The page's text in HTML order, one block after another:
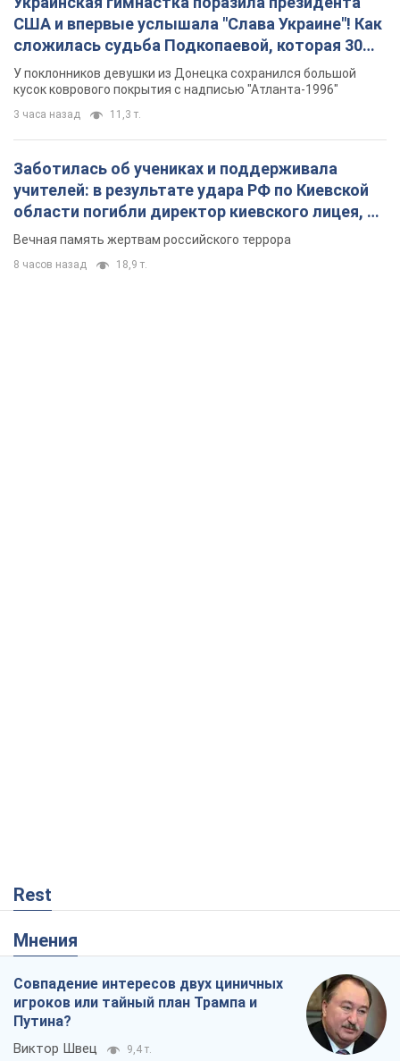
США и впервые услышала "Слава Украине"! Как
сложилась судьба Подкопаевой, которая 30
лет назад завоевала "золото" Олимпиады
У поклонников девушки из Донецка сохранился большой
кусок коврового покрытия с надписью "Атланта-1996"
3 часа назад 11,3 т.
Заботилась об учениках и поддерживала
учителей: в результате удара РФ по Киевской
области погибли директор киевского лицея, её
муж и внук
Вечная память жертвам российского террора
8 часов назад 18,9 т.
Rest
Мнения
Совпадение интересов двух циничных
игроков или тайный план Трампа и
Путина?
Виктор Швец 9,4 т.